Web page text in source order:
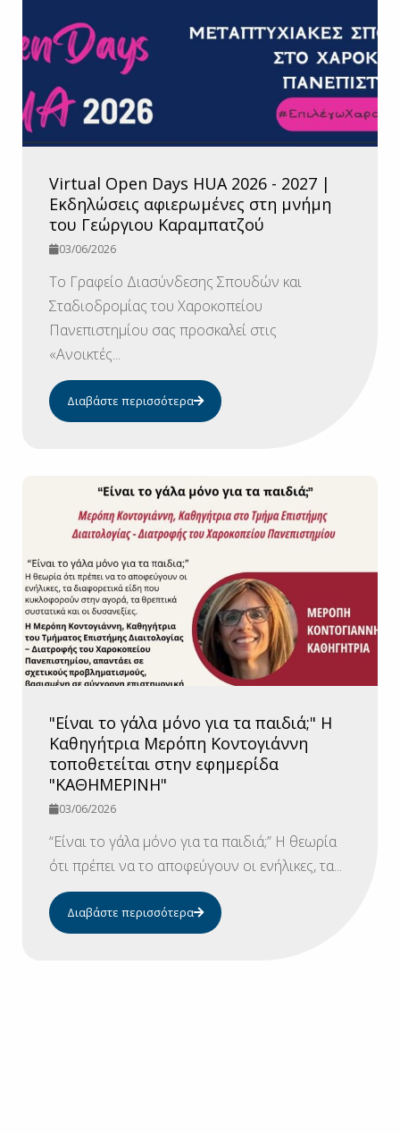
Virtual Open Days HUA 2026 - 2027 |
Εκδηλώσεις αφιερωμένες στη μνήμη
του Γεώργιου Καραμπατζού
03/06/2026
Το Γραφείο Διασύνδεσης Σπουδών και
Σταδιοδρομίας του Χαροκοπείου
Πανεπιστημίου σας προσκαλεί στις
«Ανοικτές...
Διαβάστε περισσότερα
"Είναι το γάλα μόνο για τα παιδιά;" Η
Καθηγήτρια Μερόπη Κοντογιάννη
τοποθετείται στην εφημερίδα
"ΚΑΘΗΜΕΡΙΝΗ"
03/06/2026
“Είναι το γάλα μόνο για τα παιδιά;” Η θεωρία
ότι πρέπει να το αποφεύγουν οι ενήλικες, τα...
Διαβάστε περισσότερα